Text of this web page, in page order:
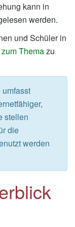
kann in
werden.
und Schüler in
Themazu
stellen
die
werden